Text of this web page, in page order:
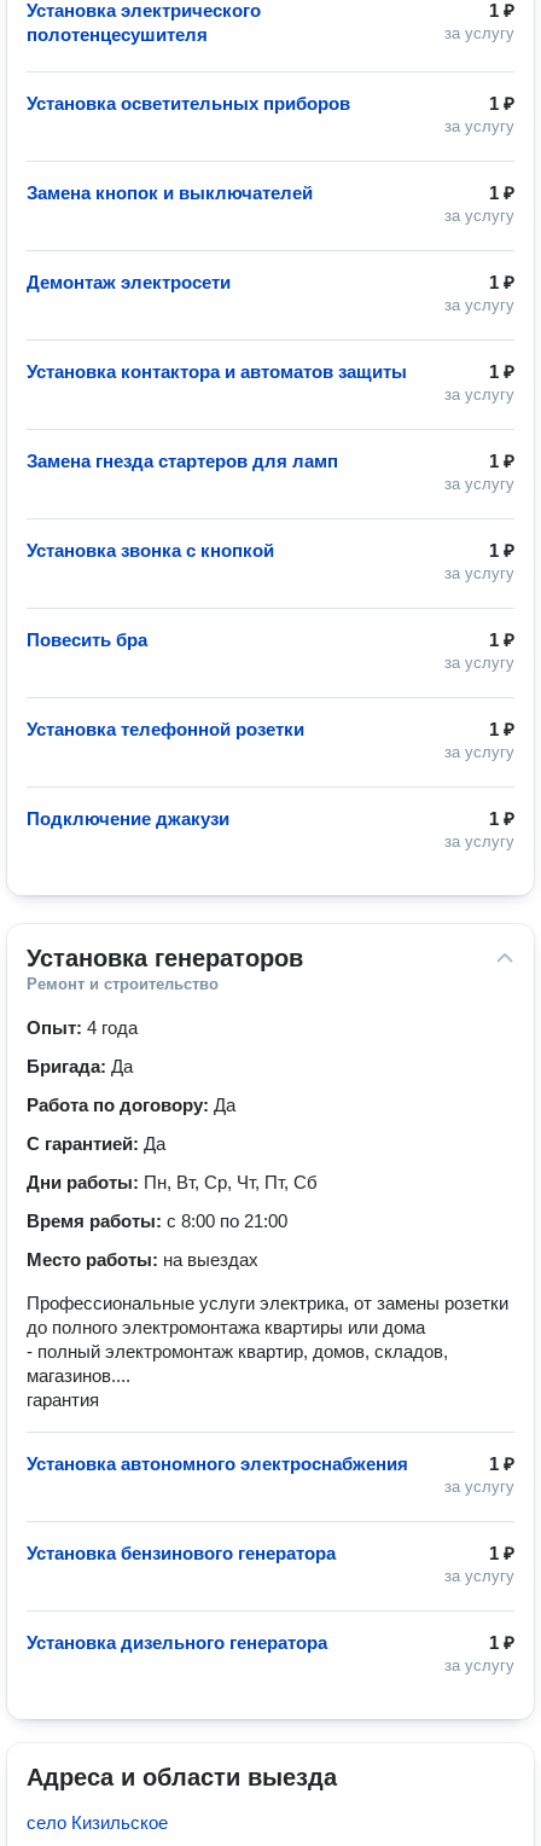
1 ₽
за услугу
Установка электрического
полотенцесушителя
1 ₽
за услугу
Установка осветительных приборов
1 ₽
за услугу
Замена кнопок и выключателей
1 ₽
за услугу
Демонтаж электросети
1 ₽
за услугу
Установка контактора и автоматов защиты
1 ₽
за услугу
Замена гнезда стартеров для ламп
1 ₽
за услугу
Установка звонка с кнопкой
1 ₽
за услугу
Повесить бра
1 ₽
за услугу
Установка телефонной розетки
1 ₽
за услугу
Подключение джакузи
Установка генераторов
Ремонт и строительство
Опыт: 4 года
Бригада: Да
Работа по договору: Да
С гарантией: Да
Дни работы: Пн, Вт, Ср, Чт, Пт, Сб
Время работы: с 8:00 по 21:00
Место работы: на выездах
Профессиональные услуги электрика, от замены розетки
до полного электромонтажа квартиры или дома
- полный электромонтаж квартир, домов, складов,
магазинов....
гарантия
1 ₽
за услугу
Установка автономного электроснабжения
1 ₽
за услугу
Установка бензинового генератора
1 ₽
за услугу
Установка дизельного генератора
Адреса и области выезда
село Кизильское